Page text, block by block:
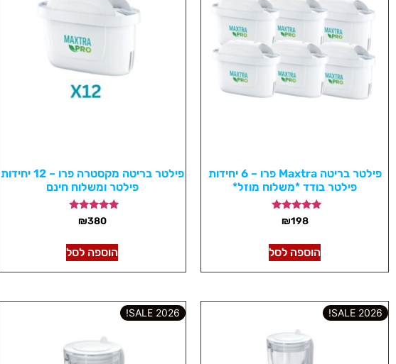
פילטר בריטה Maxtra פרו – 6 יחידות
פילטר בודד *משלוח מוזל*
דורג
5.00
₪198
הוספה לסל
פילטר בריטה מקסטרה פרו – 12 יחידות
פילטר ומשלוח חינם
דורג
4.99
₪380
הוספה לסל
2026 SALE!
2026 SALE!